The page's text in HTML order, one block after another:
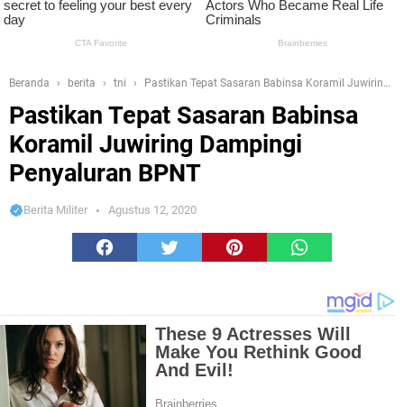
Beranda berita tni
Pastikan Tepat Sasaran Babinsa Koramil Juwiring
Pastikan Tepat Sasaran Babinsa
Koramil Juwiring Dampingi
Penyaluran BPNT
Berita Militer Agustus 12, 2020